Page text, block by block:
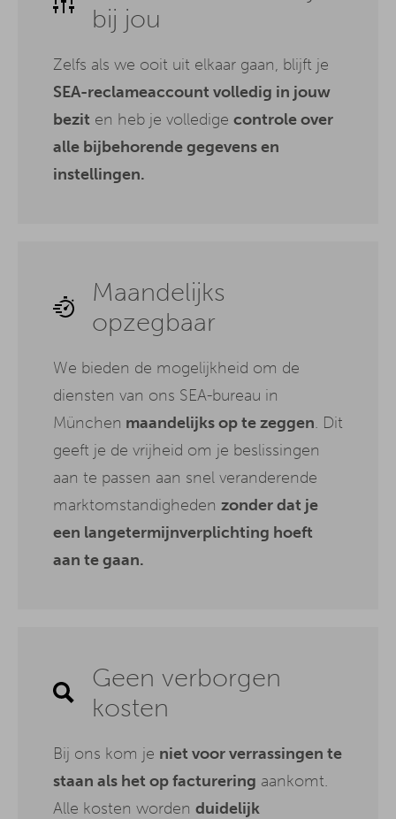
bij jou
Zelfs als we ooit uit elkaar gaan, blijft je
SEA-reclameaccount volledig in jouw
bezit en heb je volledige controle over
alle bijbehorende gegevens en
instellingen.
Maandelijks
opzegbaar
We bieden de mogelijkheid om de
diensten van ons SEA-bureau in
München maandelijks op te zeggen. Dit
geeft je de vrijheid om je beslissingen
aan te passen aan snel veranderende
marktomstandigheden zonder dat je
een langetermijnverplichting hoeft
aan te gaan.
Geen verborgen
kosten
Bij ons kom je niet voor verrassingen te
staan als het op facturering aankomt.
Alle kosten worden duidelijk